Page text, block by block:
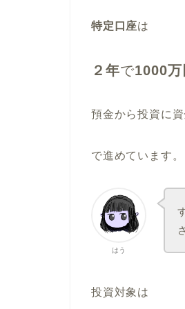
特定口座は
２年で1000万
預金から投資に
で進めています。
はう
投資対象は